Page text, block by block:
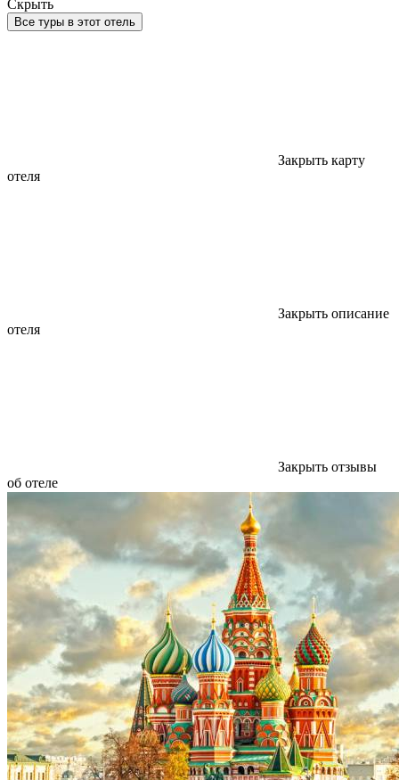
Скрыть
Все туры в этот отель
Закрыть карту
отеля
Закрыть описание
отеля
Закрыть отзывы
об отеле